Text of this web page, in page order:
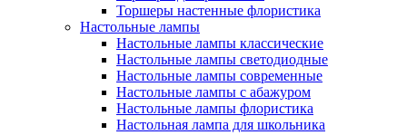
Торшеры настенные флористика
Настольные лампы
Настольные лампы классические
Настольные лампы светодиодные
Настольные лампы современные
Настольные лампы с абажуром
Настольные лампы флористика
Настольная лампа для школьника